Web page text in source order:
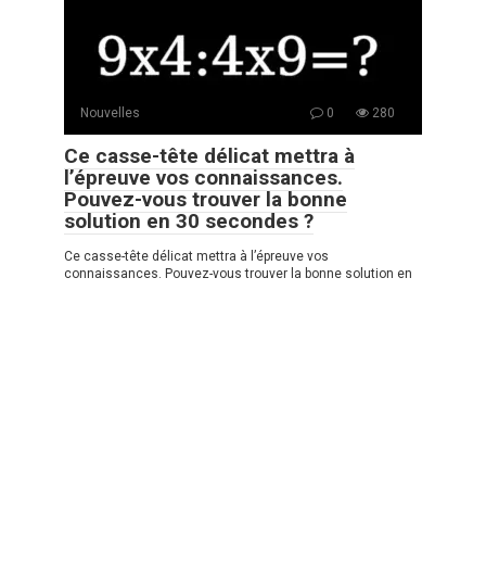
Nouvelles 0 280
Ce casse-tête délicat mettra à
l’épreuve vos connaissances.
Pouvez-vous trouver la bonne
solution en 30 secondes ?
Ce casse-tête délicat mettra à l’épreuve vos
connaissances. Pouvez-vous trouver la bonne solution en